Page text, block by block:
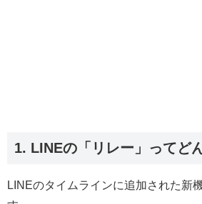
1. LINEの「リレー」ってど
LINEのタイムラインに追加された新